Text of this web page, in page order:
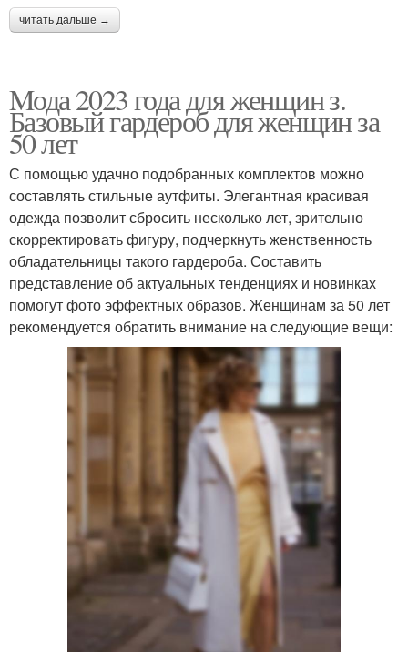
читать дальше →
Mода 2023 года для женщин з.
Базовый гардероб для женщин за
50 лет
С помощью удачно подобранных комплектов можно
составлять стильные аутфиты. Элегантная красивая
одежда позволит сбросить несколько лет, зрительно
скорректировать фигуру, подчеркнуть женственность
обладательницы такого гардероба. Составить
представление об актуальных тенденциях и новинках
помогут фото эффектных образов. Женщинам за 50 лет
рекомендуется обратить внимание на следующие вещи: